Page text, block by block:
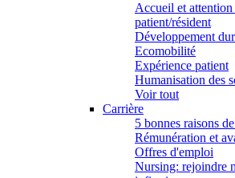
Accueil et attention
patient/résident
Développement
Ecomobilité
Expérience patient
Humanisation des
Voir tout
Carrière
5 bonnes raisons
Rémunération et
Offres d'emploi
Nursing: rejoindre